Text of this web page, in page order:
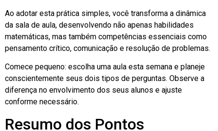
Ao adotar esta prática simples, você transforma a dinâmica
da sala de aula, desenvolvendo não apenas habilidades
matemáticas, mas também competências essenciais como
pensamento crítico, comunicação e resolução de problemas.
Comece pequeno: escolha uma aula esta semana e planeje
conscientemente seus dois tipos de perguntas. Observe a
diferença no envolvimento dos seus alunos e ajuste
conforme necessário.
Resumo dos Pontos